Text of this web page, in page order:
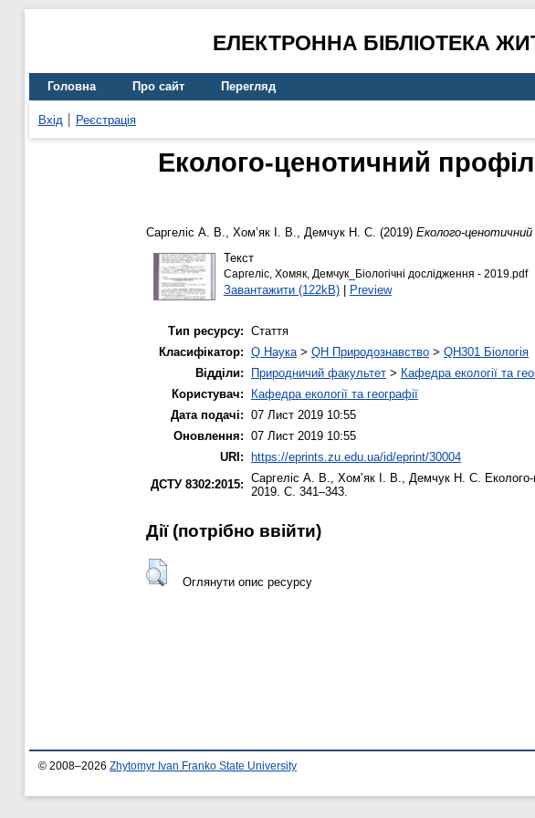
ЕЛЕКТРОННА БІБЛІОТЕКА
Головна Про сайт Перегляд
Вхід Реєстрація
Еколого-ценотичний
Саргеліс А. В., Хом’як І. В., Демчук Н. С. (2019) Еколого-ценотичний
Текст
Саргеліс, Хомяк, Демчук_Біологічні дослідження - 2019.pdf
Завантажити (122kB)| Preview
Тип ресурсу: Стаття
Класифікатор: Q Наука> QH Природознавство > QH301 Біологія
Відділи:
Природничий факультет > Кафедра екології та
Користувач:
Кафедра екології та географії
Дата подачі: 07 Лист 2019 10:55
Оновлення: 07 Лист 2019 10:55
URI:
https://eprints.zu.edu.ua/id/eprint/30004
ДСТУ 8302:2015: Саргеліс А. В., Хом’як І. В., Демчук Н. С.
2019. С. 341–343.
Дії ​​(потрібно ввійти)
Оглянути опис ресурсу
© 2008–2026 Zhytomyr Ivan Franko State University